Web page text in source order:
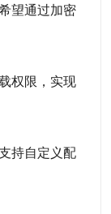
望通过加密
权限，实现
持自定义配